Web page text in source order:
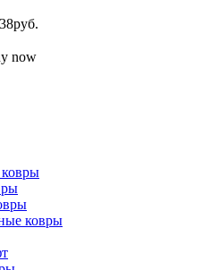
38руб.
now
ковры